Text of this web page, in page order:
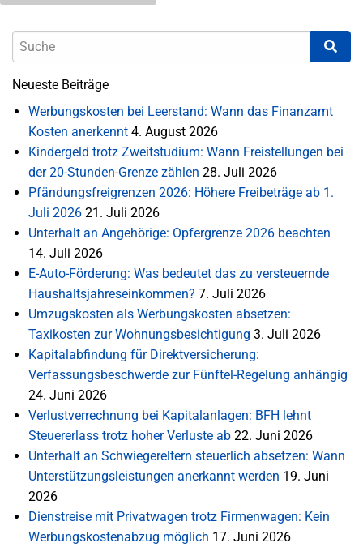
Neueste Beiträge
Werbungskosten bei Leerstand: Wann das Finanzamt
Kosten anerkennt 4. August 2026
Kindergeld trotz Zweitstudium: Wann Freistellungen bei
der 20-Stunden-Grenze zählen 28. Juli 2026
Pfändungsfreigrenzen 2026: Höhere Freibeträge ab 1.
Juli 2026 21. Juli 2026
Unterhalt an Angehörige: Opfergrenze 2026 beachten
14. Juli 2026
E-Auto-Förderung: Was bedeutet das zu versteuernde
Haushaltsjahreseinkommen? 7. Juli 2026
Umzugskosten als Werbungskosten absetzen:
Taxikosten zur Wohnungsbesichtigung 3. Juli 2026
Kapitalabfindung für Direktversicherung:
Verfassungsbeschwerde zur Fünftel-Regelung anhängig
24. Juni 2026
Verlustverrechnung bei Kapitalanlagen: BFH lehnt
Steuererlass trotz hoher Verluste ab 22. Juni 2026
Unterhalt an Schwiegereltern steuerlich absetzen: Wann
Unterstützungsleistungen anerkannt werden 19. Juni
2026
Dienstreise mit Privatwagen trotz Firmenwagen: Kein
Werbungskostenabzug möglich 17. Juni 2026